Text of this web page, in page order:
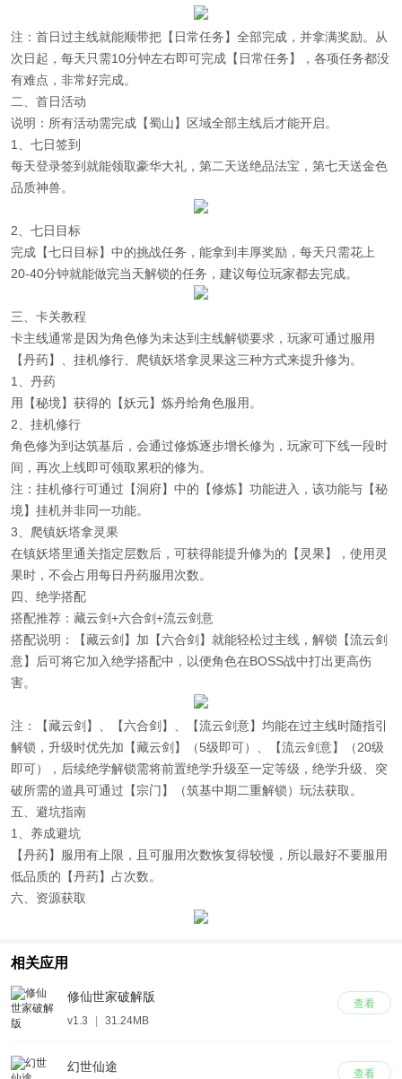
注：首日过主线就能顺带把【日常任务】全部完成，并拿满奖励。从
次日起，每天只需10分钟左右即可完成【日常任务】，各项任务都没
有难点，非常好完成。
二、首日活动
说明：所有活动需完成【蜀山】区域全部主线后才能开启。
1、七日签到
每天登录签到就能领取豪华大礼，第二天送绝品法宝，第七天送金色
品质神兽。
2、七日目标
完成【七日目标】中的挑战任务，能拿到丰厚奖励，每天只需花上
20-40分钟就能做完当天解锁的任务，建议每位玩家都去完成。
三、卡关教程
卡主线通常是因为角色修为未达到主线解锁要求，玩家可通过服用
【丹药】、挂机修行、爬镇妖塔拿灵果这三种方式来提升修为。
1、丹药
用【秘境】获得的【妖元】炼丹给角色服用。
2、挂机修行
角色修为到达筑基后，会通过修炼逐步增长修为，玩家可下线一段时
间，再次上线即可领取累积的修为。
注：挂机修行可通过【洞府】中的【修炼】功能进入，该功能与【秘
境】挂机并非同一功能。
3、爬镇妖塔拿灵果
在镇妖塔里通关指定层数后，可获得能提升修为的【灵果】，使用灵
果时，不会占用每日丹药服用次数。
四、绝学搭配
搭配推荐：藏云剑+六合剑+流云剑意
搭配说明：【藏云剑】加【六合剑】就能轻松过主线，解锁【流云剑
意】后可将它加入绝学搭配中，以便角色在BOSS战中打出更高伤
害。
注：【藏云剑】、【六合剑】、【流云剑意】均能在过主线时随指引
解锁，升级时优先加【藏云剑】（5级即可）、【流云剑意】（20级
即可），后续绝学解锁需将前置绝学升级至一定等级，绝学升级、突
破所需的道具可通过【宗门】（筑基中期二重解锁）玩法获取。
五、避坑指南
1、养成避坑
【丹药】服用有上限，且可服用次数恢复得较慢，所以最好不要服用
低品质的【丹药】占次数。
六、资源获取
相关应用
查看
修仙世家破解版
v1.3 31.24MB
查看
幻世仙途